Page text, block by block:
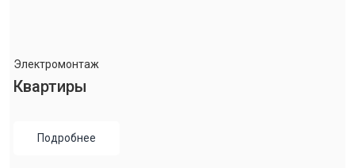
Электромонтаж
Квартиры
Подробнее